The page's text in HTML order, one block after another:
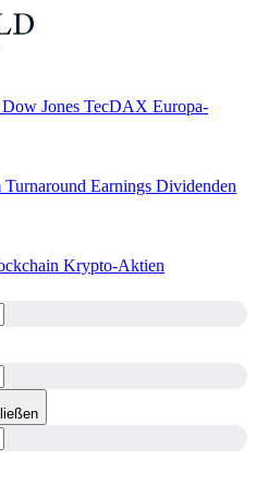
Dow Jones TecDAX Europa-
Turnaround Earnings Dividenden
Krypto-Aktien